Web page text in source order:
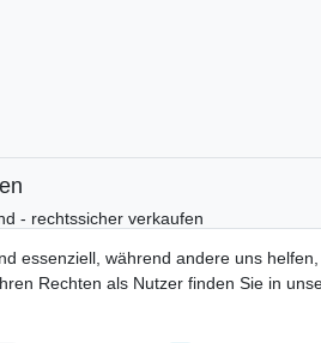
- rechtssicher verkaufen
essenziell, während andere uns
Rechten als Nutzer finden Sie in